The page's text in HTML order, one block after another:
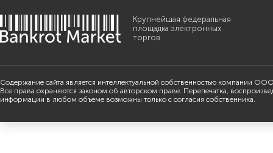
Крупнейшая федеральная
площадка электронных
торгов
Содержание сайта является интеллектуальной собственностью компании
Все права охраняются законом об авторском праве. Перепечатка,
информации в любом объеме возможны только с согласия собственника.